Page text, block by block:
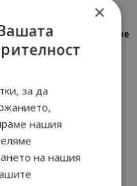
от…”: Петрич – Изживяване
от…”: Пловдив, градът на
10:00
и вдъхновяващите...
×
за да
нашия
на нашия